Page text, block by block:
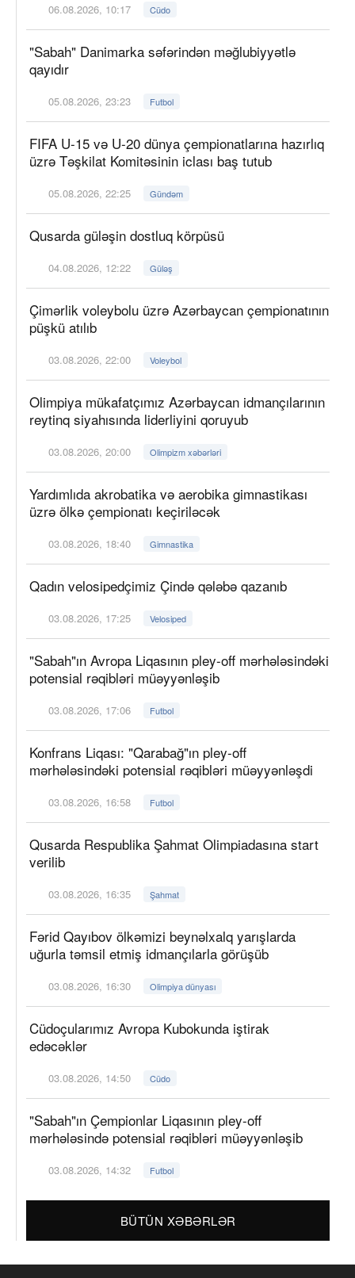
06.08.2026, 10:17 Cüdo
"Sabah" Danimarka səfərindən məğlubiyyətlə
qayıdır
05.08.2026, 23:23 Futbol
FIFA U-15 və U-20 dünya çempionatlarına hazırlıq
üzrə Təşkilat Komitəsinin iclası baş tutub
05.08.2026, 22:25 Gündəm
Qusarda güləşin dostluq körpüsü
04.08.2026, 12:22 Güləş
Çimərlik voleybolu üzrə Azərbaycan çempionatının
püşkü atılıb
03.08.2026, 22:00 Voleybol
Olimpiya mükafatçımız Azərbaycan idmançılarının
reytinq siyahısında liderliyini qoruyub
03.08.2026, 20:00 Olimpizm xəbərləri
Yardımlıda akrobatika və aerobika gimnastikası
üzrə ölkə çempionatı keçiriləcək
03.08.2026, 18:40 Gimnastika
Qadın velosipedçimiz Çində qələbə qazanıb
03.08.2026, 17:25 Velosiped
"Sabah"ın Avropa Liqasının pley-off mərhələsindəki
potensial rəqibləri müəyyənləşib
03.08.2026, 17:06 Futbol
Konfrans Liqası: "Qarabağ"ın pley-off
mərhələsindəki potensial rəqibləri müəyyənləşdi
03.08.2026, 16:58 Futbol
Qusarda Respublika Şahmat Olimpiadasına start
verilib
03.08.2026, 16:35 Şahmat
Fərid Qayıbov ölkəmizi beynəlxalq yarışlarda
uğurla təmsil etmiş idmançılarla görüşüb
03.08.2026, 16:30 Olimpiya dünyası
Cüdoçularımız Avropa Kubokunda iştirak
edəcəklər
03.08.2026, 14:50 Cüdo
"Sabah"ın Çempionlar Liqasının pley-off
mərhələsində potensial rəqibləri müəyyənləşib
03.08.2026, 14:32 Futbol
BÜTÜN XƏBƏRLƏR